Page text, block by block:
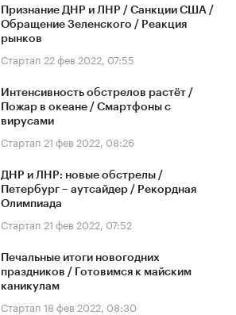
Признание ДНР и ЛНР / Санкции США /
Обращение Зеленского / Реакция
рынков
Стартап 22 фев 2022, 07:55
Интенсивность обстрелов растёт /
Пожар в океане / Смартфоны с
вирусами
Стартап 21 фев 2022, 08:26
ДНР и ЛНР: новые обстрелы /
Петербург – аутсайдер / Рекордная
Олимпиада
Стартап 21 фев 2022, 07:52
Печальные итоги новогодних
праздников / Готовимся к майским
каникулам
Стартап 18 фев 2022, 08:30